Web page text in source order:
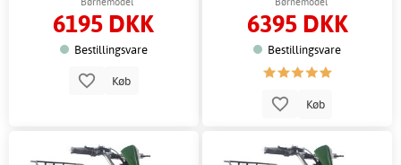
6195 DKK
Bestillingsvare
Køb
6395 DKK
Bestillingsvare
Køb